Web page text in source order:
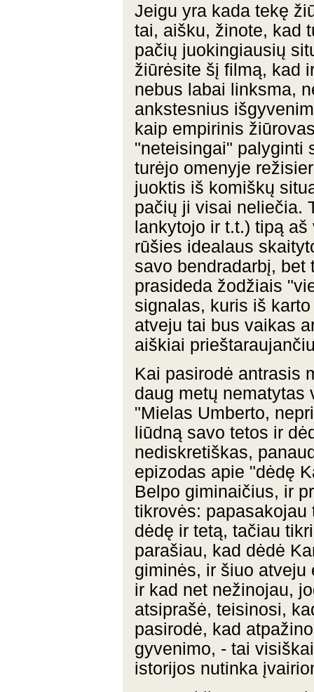
Jeigu yra kada tekę
tai, aišku, žinote, kad
pačių juokingiausių
žiūrėsite šį filmą, kad
nebus labai linksma,
ankstesnius
kaip empirinis
"neteisingai" palyginti
turėjo omenyje
juoktis iš komiškų
pačių ji visai neliečia.
lankytojo ir t.t.) tipą
rūšies idealaus
savo bendradarbį,
prasideda žodžiais
signalas, kuris iš
atveju tai bus vaikas
aiškiai
Kai pasirodė antrasis
daug metų nematytas
"Mielas Umberto,
liūdną savo tetos ir
nediskretiškas,
epizodas apie "dėdę
Belpo giminaičius, ir
tikrovės:
dėdę ir tetą, tačiau
parašiau, kad dėdė
giminės, ir šiuo
ir kad net nežinojau,
atsiprašė, teisinosi,
pasirodė, kad
gyvenimo, - tai
istorijos nutinka